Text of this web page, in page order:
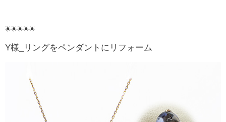
🌟🌟🌟🌟🌟
Y様_リングをペンダントにリフォーム